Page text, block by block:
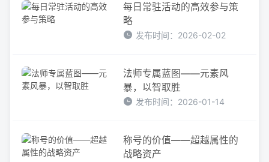
每日常驻活动的高效参与策
略
发布时间：2026-02-02
法师专属蓝图——元素风
暴，以智取胜
发布时间：2026-01-14
称号的价值——超越属性的
战略资产